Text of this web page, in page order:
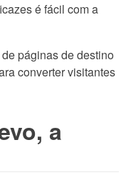
é fácil com a
páginas de destino
converter visitantes
a